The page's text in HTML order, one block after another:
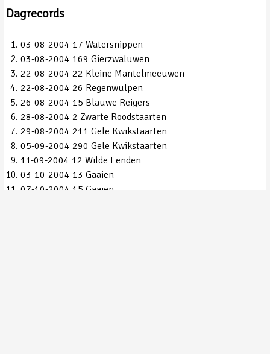
Dagrecords
03-08-2004 17 Watersnippen
03-08-2004 169 Gierzwaluwen
22-08-2004 22 Kleine Mantelmeeuwen
22-08-2004 26 Regenwulpen
26-08-2004 15 Blauwe Reigers
28-08-2004 2 Zwarte Roodstaarten
29-08-2004 211 Gele Kwikstaarten
05-09-2004 290 Gele Kwikstaarten
11-09-2004 12 Wilde Eenden
03-10-2004 13 Gaaien
07-10-2004 15 Gaaien